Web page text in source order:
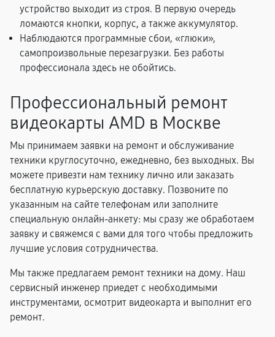
устройство выходит из строя. В первую очередь
ломаются кнопки, корпус, а также аккумулятор.
Наблюдаются программные сбои, «глюки»,
самопроизвольные перезагрузки. Без работы
профессионала здесь не обойтись.
Профессиональный ремонт
видеокарты AMD в Москве
Мы принимаем заявки на ремонт и обслуживание
техники круглосуточно, ежедневно, без выходных. Вы
можете привезти нам технику лично или заказать
бесплатную курьерскую доставку. Позвоните по
указанным на сайте телефонам или заполните
специальную онлайн-анкету: мы сразу же обработаем
заявку и свяжемся с вами для того чтобы предложить
лучшие условия сотрудничества.
Мы также предлагаем ремонт техники на дому. Наш
сервисный инженер приедет с необходимыми
инструментами, осмотрит видеокарта и выполнит его
ремонт.